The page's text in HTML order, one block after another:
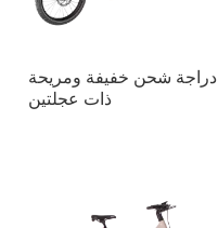
دراجة شحن خفيفة ومريحة
ذات عجلتين